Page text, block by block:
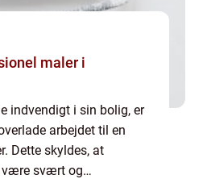
maler i
indvendigt i sin bolig, er
arbejdet til en
Dette skyldes, at
være svært og